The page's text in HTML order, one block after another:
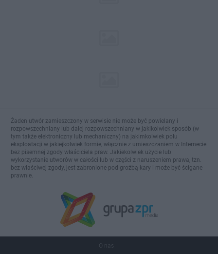
Żaden utwór zamieszczony w serwisie nie może być powielany i
rozpowszechniany lub dalej rozpowszechniany w jakikolwiek sposób (w
tym także elektroniczny lub mechaniczny) na jakimkolwiek polu
eksploatacji w jakiejkolwiek formie, włącznie z umieszczaniem w Internecie
bez pisemnej zgody właściciela praw. Jakiekolwiek użycie lub
wykorzystanie utworów w całości lub w części z naruszeniem prawa, tzn.
bez właściwej zgody, jest zabronione pod groźbą kary i może być ścigane
prawnie.
O nas